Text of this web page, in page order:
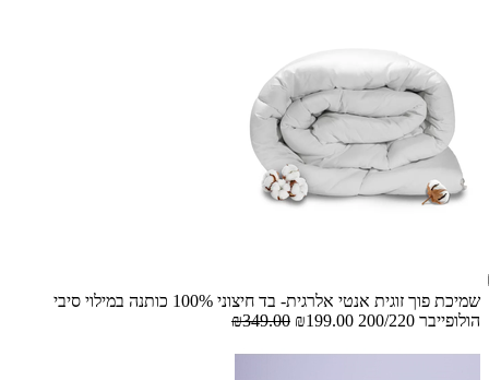
שמיכת פוך זוגית אנטי אלרגית- בד חיצוני 100% כותנה במילוי סיבי
הולופייבר 200/220
₪199.00
₪349.00